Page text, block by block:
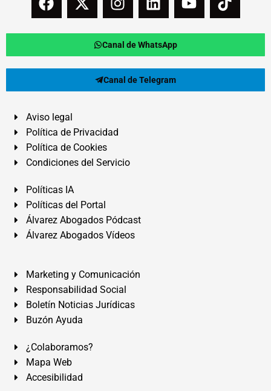
Canal de WhatsApp
Canal de Telegram
Aviso legal
Política de Privacidad
Política de Cookies
Condiciones del Servicio
Políticas IA
Políticas del Portal
Álvarez Abogados Pódcast
Álvarez Abogados Vídeos
Marketing y Comunicación
Responsabilidad Social
Boletín Noticias Jurídicas
Buzón Ayuda
¿Colaboramos?
Mapa Web
Accesibilidad